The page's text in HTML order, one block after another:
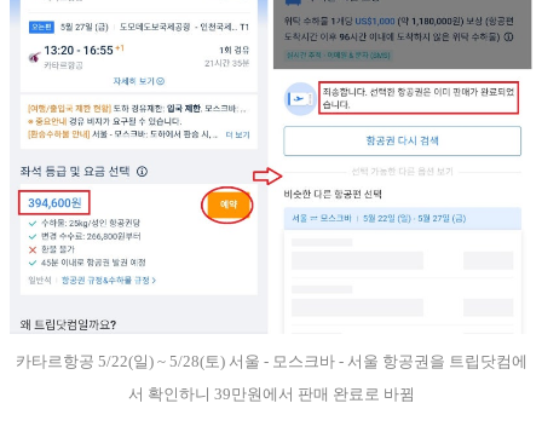
카타르항공 5/22(일) ~ 5/28(토) 서울 - 모스크바 - 서울 항공권을 트립닷컴에
서 확인하니 39만원에서 판매 완료로 바뀜